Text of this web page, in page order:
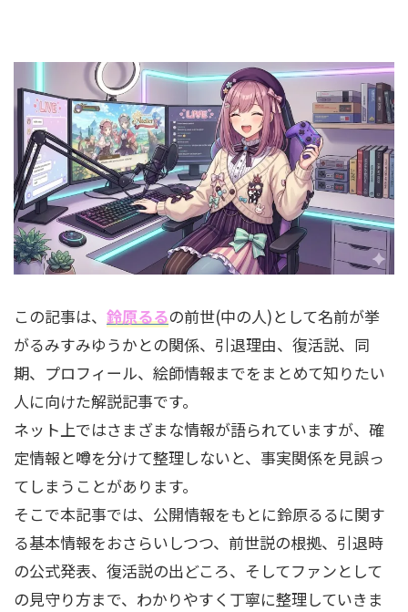
この記事は、 鈴原るるの前世(中の人)として名前が挙
がるみすみゆうかとの関係、引退理由、復活説、同
期、プロフィール、絵師情報までをまとめて知りたい
人に向けた解説記事です。
ネット上ではさまざまな情報が語られていますが、確
定情報と噂を分けて整理しないと、事実関係を見誤っ
てしまうことがあります。
そこで本記事では、公開情報をもとに鈴原るるに関す
る基本情報をおさらいしつつ、前世説の根拠、引退時
の公式発表、復活説の出どころ、そしてファンとして
の見守り方まで、わかりやすく丁寧に整理していきま